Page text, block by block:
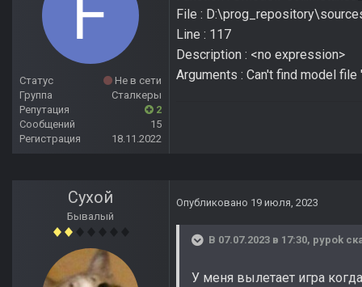
Статус
Не в сети
Группа
Сталкеры
Репутация
2
Сообщений
15
Регистрация
18.11.2022
File :
Line : 117
Description : <no expression>
Arguments : Can't find model
Сухой
Бывалый
Опубликовано 19 июля, 2023
В 07.07.2023 в 17:30, pypok
У меня вылетает игра